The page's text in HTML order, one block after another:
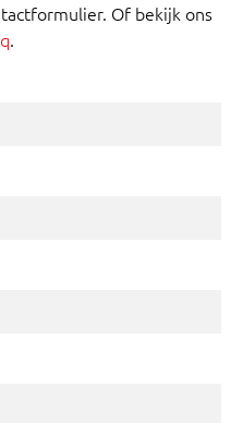
Of bekijk ons
.